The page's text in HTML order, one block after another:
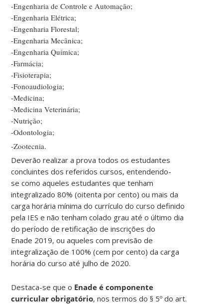
-Engenharia de Controle e Automação;
-Engenharia Elétrica;
-Engenharia Florestal;
-Engenharia Mecânica;
-Engenharia Química;
-Farmácia;
-Fisioterapia;
-Fonoaudiologia;
-Medicina;
-Medicina Veterinária;
-Nutrição;
-Odontologia;
-Zootecnia.
Deverão realizar a prova todos os estudantes
concluintes dos referidos cursos, entendendo-
se como aqueles estudantes que tenham
integralizado 80% (oitenta por cento) ou mais da
carga horária mínima do currículo do curso definido
pela IES e não tenham colado grau até o último dia
do período de retificação de inscrições do
Enade 2019, ou aqueles com previsão de
integralização de 100% (cem por cento) da carga
horária do curso até julho de 2020.
Destaca-se que o Enade é componente
curricular obrigatório, nos termos do § 5º do art.